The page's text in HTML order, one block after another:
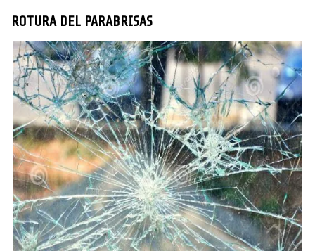
ROTURA DEL PARABRISAS